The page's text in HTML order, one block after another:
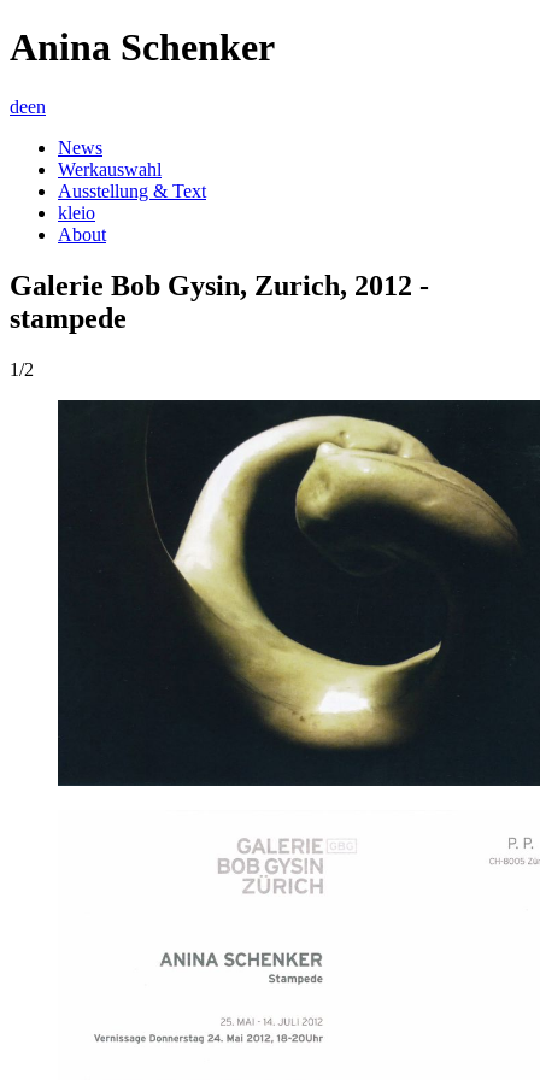
Anina Schenker
deen
News
Werkauswahl
Ausstellung & Text
kleio
About
Galerie Bob Gysin, Zurich, 2012 -
stampede
1/2